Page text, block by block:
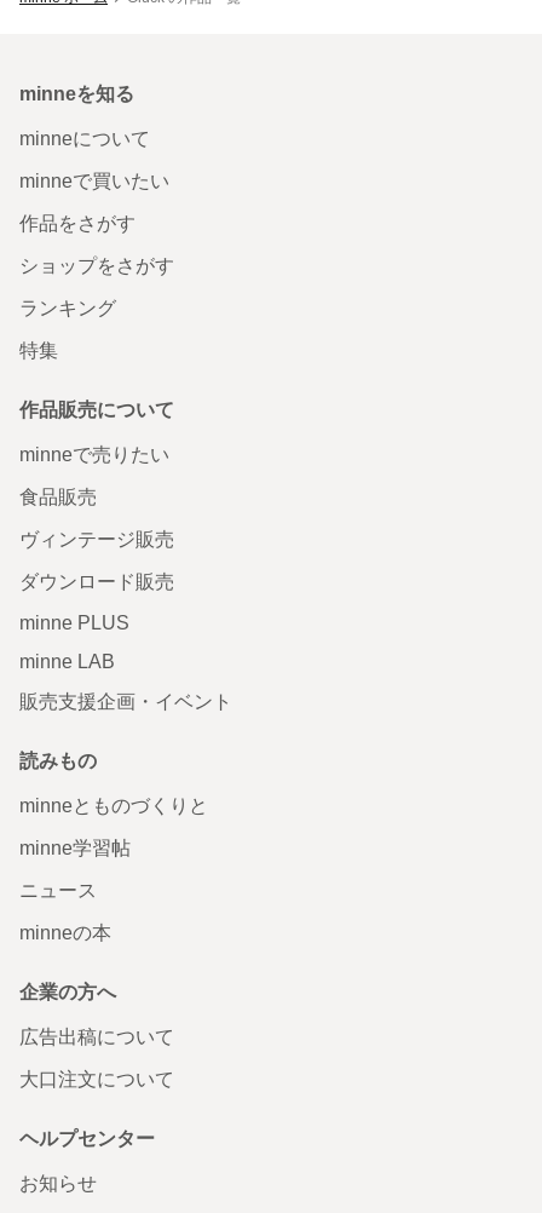
minneを知る
minneについて
minneで買いたい
作品をさがす
ショップをさがす
ランキング
特集
作品販売について
minneで売りたい
食品販売
ヴィンテージ販売
ダウンロード販売
minne PLUS
minne LAB
販売支援企画・イベント
読みもの
minneとものづくりと
minne学習帖
ニュース
minneの本
企業の方へ
広告出稿について
大口注文について
ヘルプセンター
お知らせ